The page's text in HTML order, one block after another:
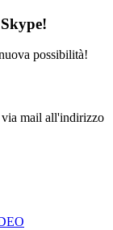
possibilità!
via mail all'indirizzo